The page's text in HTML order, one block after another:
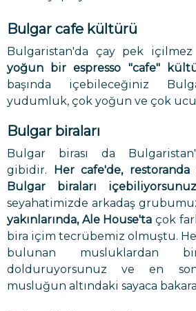
Bulgar cafe kültürü
Bulgaristan'da çay pek
yoğun bir espresso "cafe"
başında içebileceğiniz
yudumluk, çok yoğun ve çok
Bulgar biraları
Bulgar birası da
gibidir.
Her cafe'de,
Bulgar biraları içebiliyorsunuz
seyahatimizde arkadaş
yakınlarında, Ale House'ta çok
bira içim tecrübemiz olmuştu.
bulunan musluklardan
dolduruyorsunuz ve en
musluğun altındaki sayaca